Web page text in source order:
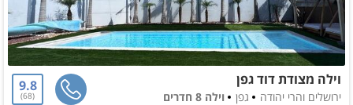
וילה מצודת דוד גפן
ירושלים והרי יהודה גפן
וילה 8 חדרים
9.8
68